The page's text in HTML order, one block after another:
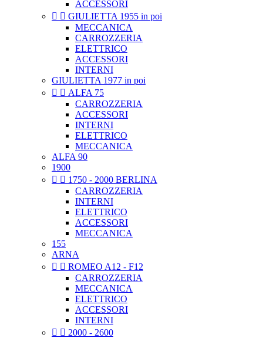
ACCESSORI
  GIULIETTA 1955 in poi
MECCANICA
CARROZZERIA
ELETTRICO
ACCESSORI
INTERNI
GIULIETTA 1977 in poi
  ALFA 75
CARROZZERIA
ACCESSORI
INTERNI
ELETTRICO
MECCANICA
ALFA 90
1900
  1750 - 2000 BERLINA
CARROZZERIA
INTERNI
ELETTRICO
ACCESSORI
MECCANICA
155
ARNA
  ROMEO A12 - F12
CARROZZERIA
MECCANICA
ELETTRICO
ACCESSORI
INTERNI
  2000 - 2600